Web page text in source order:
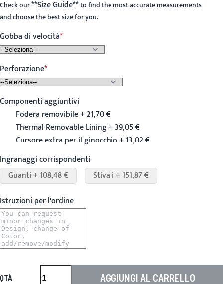
Check our**Size Guide**to find the most accurate measurements
and choose the best size for you.
Gobba di velocità
Perforazione
Componenti aggiuntivi
Fodera removibile + 21,70 €
Thermal Removable Lining + 39,05 €
Cursore extra per il ginocchio + 13,02 €
Ingranaggi corrispondenti
Guanti + 108,48 €
Stivali + 151,87 €
Istruzioni per l'ordine
QTÀ AGGIUNGI AL CARRELLO